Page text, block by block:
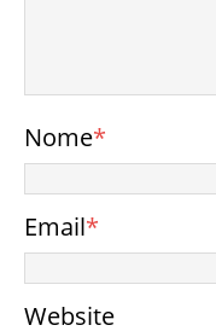
Nome*
Email*
Website